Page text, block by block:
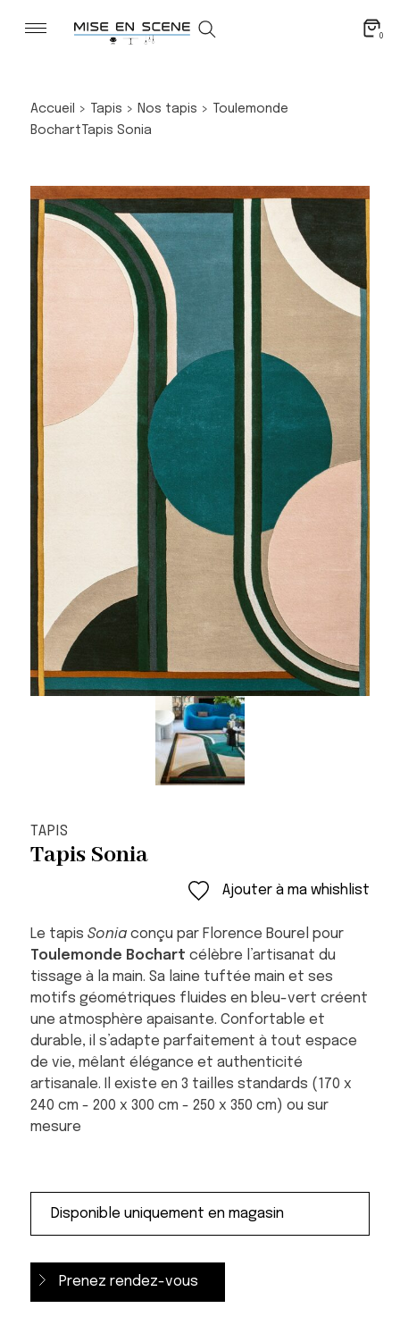
0
Accueil > Tapis > Nos tapis >
Toulemonde
Bochart Tapis Sonia
TAPIS
Tapis Sonia
Ajouter à ma whishlist
Le tapis Soniaconçu par Florence Bourel pour
Toulemonde Bochart célèbre l’artisanat du
tissage à la main. Sa laine tuftée main et ses
motifs géométriques fluides en bleu-vert créent
une atmosphère apaisante. Confortable et
durable, il s’adapte parfaitement à tout espace
de vie, mêlant élégance et authenticité
artisanale. Il existe en 3 tailles standards (170 x
240 cm - 200 x 300 cm - 250 x 350 cm) ou sur
mesure
Prenez rendez-vous